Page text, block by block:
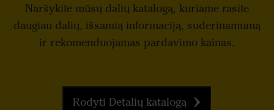
Naršykite mūsų dalių katalogą, kuriame rasite
daugiau dalių, išsamią informaciją, suderinamumą
ir rekomenduojamas pardavimo kainas.
Rodyti Detalių katalogą